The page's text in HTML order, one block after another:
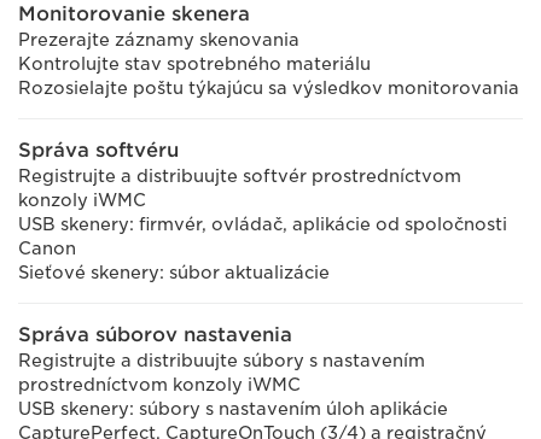
Monitorovanie skenera
Prezerajte záznamy skenovania
Kontrolujte stav spotrebného materiálu
Rozosielajte poštu týkajúcu sa výsledkov monitorovania
Správa softvéru
Registrujte a distribuujte softvér prostredníctvom
konzoly iWMC
USB skenery: firmvér, ovládač, aplikácie od spoločnosti
Canon
Sieťové skenery: súbor aktualizácie
Správa súborov nastavenia
Registrujte a distribuujte súbory s nastavením
prostredníctvom konzoly iWMC
USB skenery: súbory s nastavením úloh aplikácie
CapturePerfect, CaptureOnTouch (3/4) a registračný